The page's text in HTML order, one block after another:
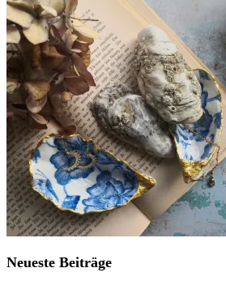
Neueste Beiträge